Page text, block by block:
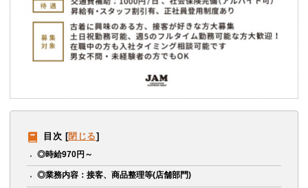
目次 [閉じる]
◎時給970円～
◎業務内容：接客、商品整理等(店舗部門)